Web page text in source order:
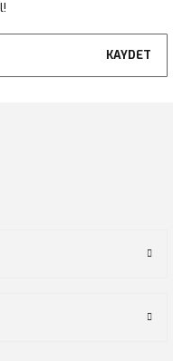
KAYDET